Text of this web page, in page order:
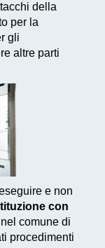
della
per la
gli
altre parti
e non
con
nel comune di
procedimenti